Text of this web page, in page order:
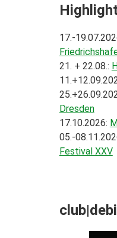
17.-
21. + 22.08.:
Dresden
17.10.2026:
05.-
Festival XXV